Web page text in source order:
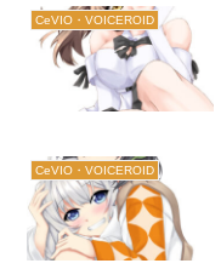
CeVIO・VOICEROID
CeVIO・VOICEROID